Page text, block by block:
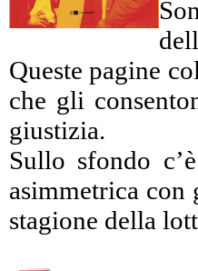
Queste pagine
che gli
giustizia.
Sullo sfondo
asimmetrica con
stagione della